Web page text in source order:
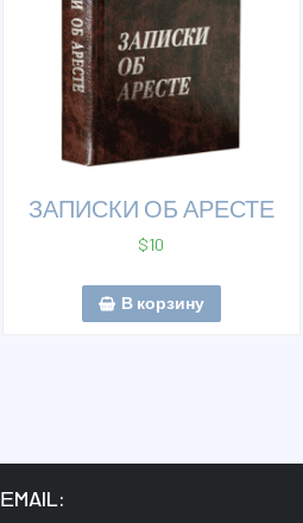
ЗАПИСКИ ОБ АРЕСТЕ
$10
В корзину
ЕMAIL: